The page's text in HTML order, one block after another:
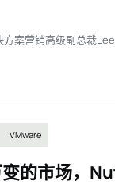
案营销高级副总裁
VMware
的市场，